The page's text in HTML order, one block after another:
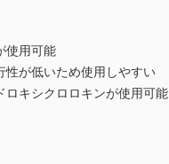
使用可能
が低いため使用しやすい
キシクロロキンが使用可能